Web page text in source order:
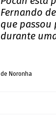
Fernando
que passou
durante
de Noronha